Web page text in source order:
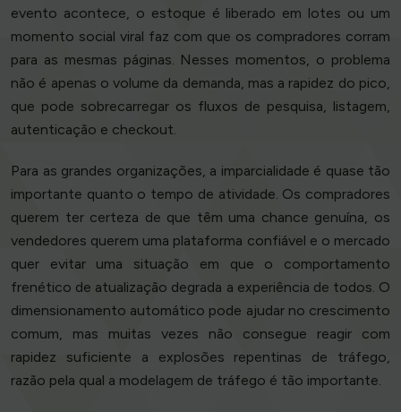
evento acontece, o estoque é liberado em lotes ou um
momento social viral faz com que os compradores corram
para as mesmas páginas. Nesses momentos, o problema
não é apenas o volume da demanda, mas a rapidez do pico,
que pode sobrecarregar os fluxos de pesquisa, listagem,
autenticação e checkout.
Para as grandes organizações, a imparcialidade é quase tão
importante quanto o tempo de atividade. Os compradores
querem ter certeza de que têm uma chance genuína, os
vendedores querem uma plataforma confiável e o mercado
quer evitar uma situação em que o comportamento
frenético de atualização degrada a experiência de todos. O
dimensionamento automático pode ajudar no crescimento
comum, mas muitas vezes não consegue reagir com
rapidez suficiente a explosões repentinas de tráfego,
razão pela qual a modelagem de tráfego é tão importante.